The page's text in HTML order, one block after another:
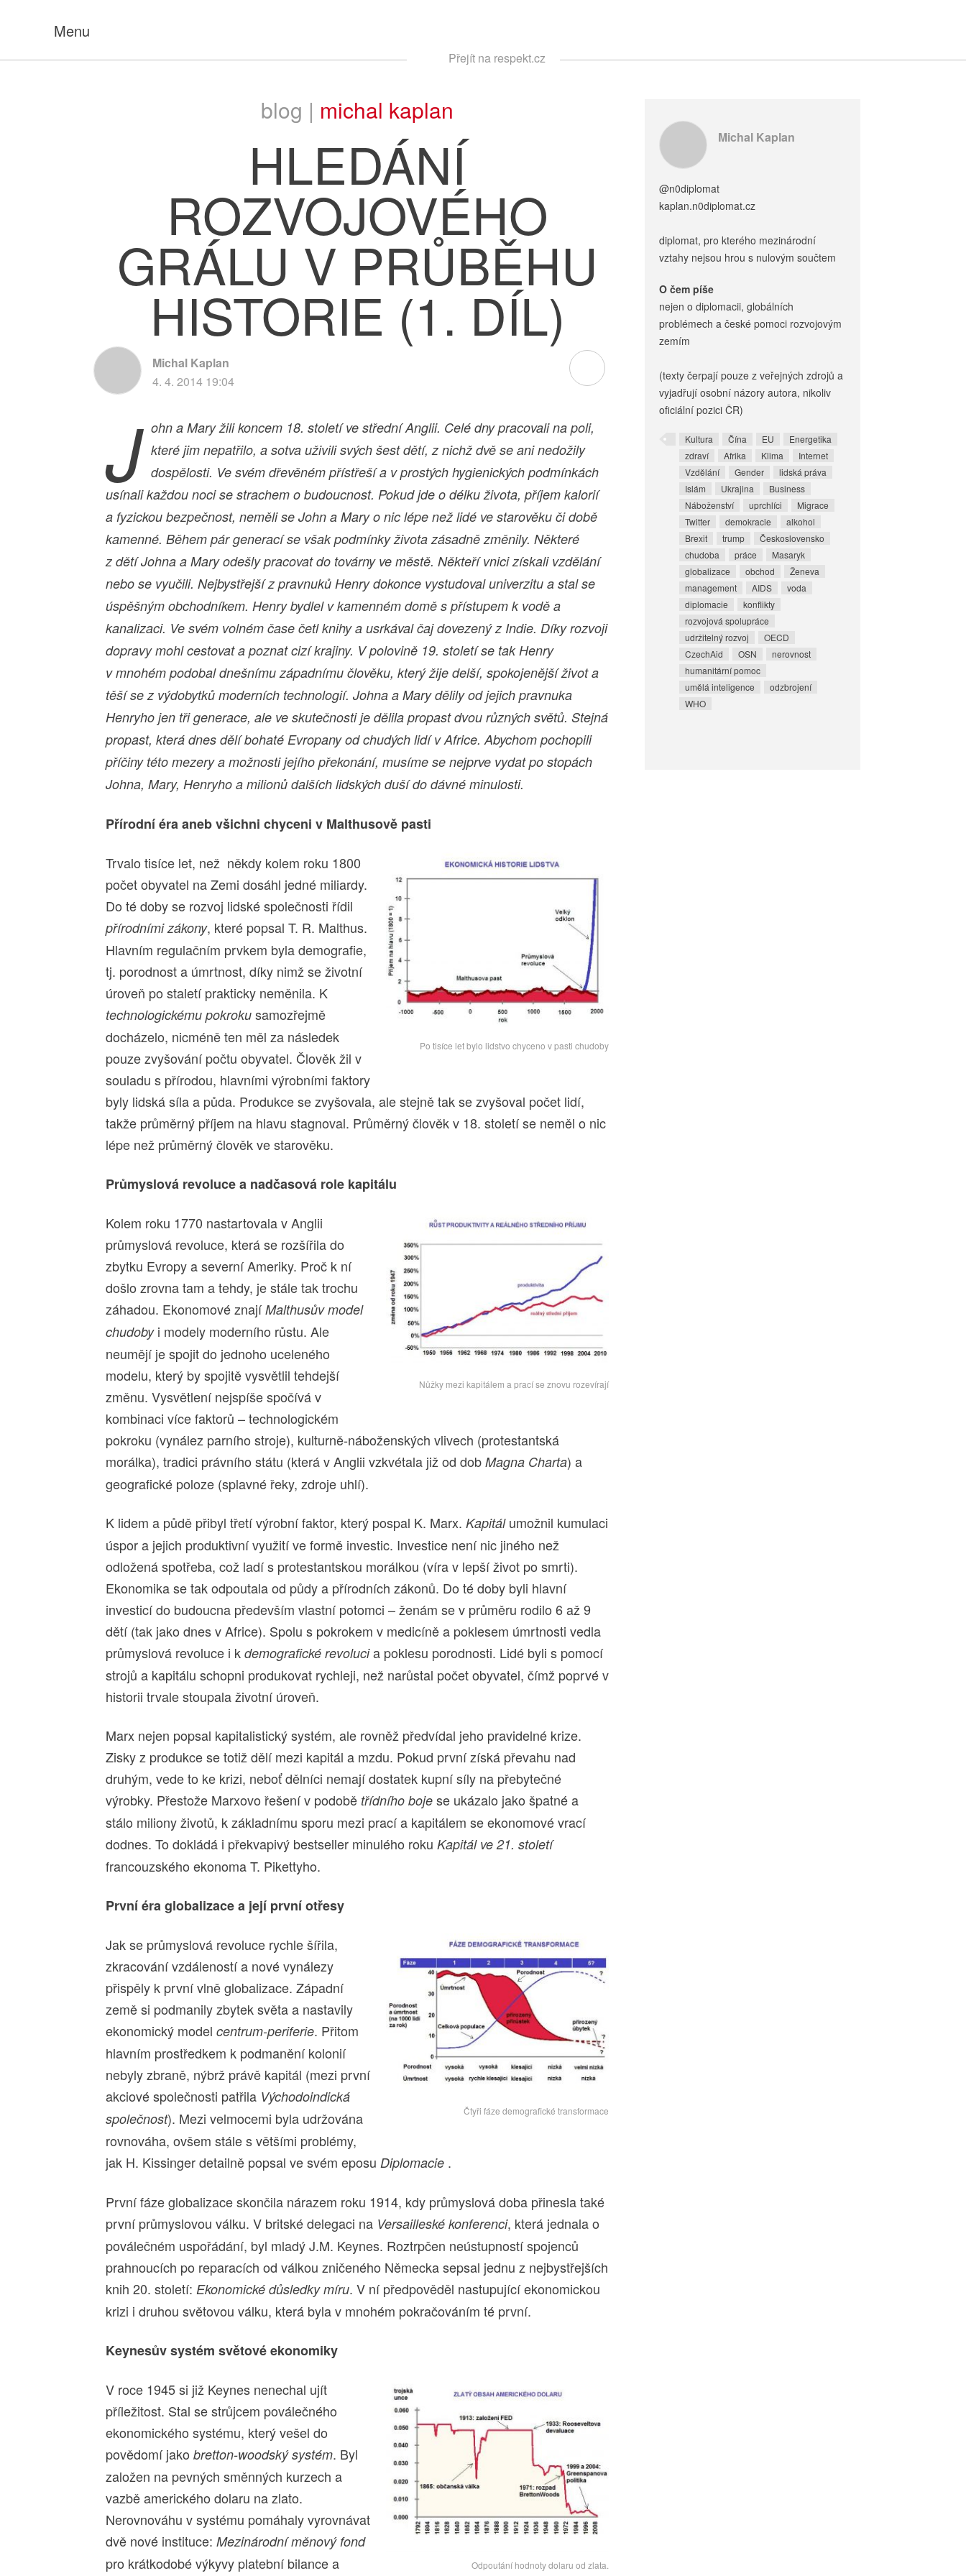
Menu
Přejít na respekt.cz
blog | michal kaplan
HLEDÁNÍ
ROZVOJOVÉHO
GRÁLU V PRŮBĚHU
HISTORIE (1. DÍL)
Michal Kaplan
4. 4. 2014 19:04
J ohn a Mary žili koncem 18. století ve střední Anglii. Celé dny pracovali na poli,
které jim nepatřilo, a sotva uživili svých šest dětí, z nichž dvě se ani nedožily
dospělosti. Ve svém dřevěném přístřeší a v prostých hygienických podmínkách
usínali každou noci se strachem o budoucnost. Pokud jde o délku života, příjem kalorií
a fyzickou bezpečnost, neměli se John a Mary o nic lépe než lidé ve starověku či době
kamenné. Během pár generací se však podmínky života zásadně změnily. Některé
z dětí Johna a Mary odešly pracovat do továrny ve městě. Někteří vnici získali vzdělání
nebo se vyučili. Nejbystřejší z pravnuků Henry dokonce vystudoval univerzitu a stal se
úspěšným obchodníkem. Henry bydlel v kamenném domě s přístupem k vodě a
kanalizaci. Ve svém volném čase četl knihy a usrkával čaj dovezený z Indie. Díky rozvoji
dopravy mohl cestovat a poznat cizí krajiny. V polovině 19. století se tak Henry
v mnohém podobal dnešnímu západnímu člověku, který žije delší, spokojenější život a
těší se z výdobytků moderních technologií. Johna a Mary dělily od jejich pravnuka
Henryho jen tři generace, ale ve skutečnosti je dělila propast dvou různých světů. Stejná
propast, která dnes dělí bohaté Evropany od chudých lidí v Africe. Abychom pochopili
příčiny této mezery a možnosti jejího překonání, musíme se nejprve vydat po stopách
Johna, Mary, Henryho a milionů dalších lidských duší do dávné minulosti.
Přírodní éra aneb všichni chyceni v Malthusově pasti
Po tisíce let bylo lidstvo chyceno v pasti chudoby
Trvalo tisíce let, než někdy kolem roku 1800
počet obyvatel na Zemi dosáhl jedné miliardy.
Do té doby se rozvoj lidské společnosti řídil
přírodními zákony, které popsal T. R. Malthus.
Hlavním regulačním prvkem byla demografie,
tj. porodnost a úmrtnost, díky nimž se životní
úroveň po staletí prakticky neměnila. K
technologickému pokroku samozřejmě
docházelo, nicméně ten měl za následek
pouze zvyšování počtu obyvatel. Člověk žil v
souladu s přírodou, hlavními výrobními faktory
byly lidská síla a půda. Produkce se zvyšovala, ale stejně tak se zvyšoval počet lidí,
takže průměrný příjem na hlavu stagnoval. Průměrný člověk v 18. století se neměl o nic
lépe než průměrný člověk ve starověku.
Průmyslová revoluce a nadčasová role kapitálu
Nůžky mezi kapitálem a prací se znovu rozevírají
Kolem roku 1770 nastartovala v Anglii
průmyslová revoluce, která se rozšířila do
zbytku Evropy a severní Ameriky. Proč k ní
došlo zrovna tam a tehdy, je stále tak trochu
záhadou. Ekonomové znajíMalthusův model
chudobyi modely moderního růstu. Ale
neumějí je spojit do jednoho uceleného
modelu, který by spojitě vysvětlil tehdejší
změnu. Vysvětlení nejspíše spočívá v
kombinaci více faktorů – technologickém
pokroku (vynález parního stroje), kulturně-náboženských vlivech (protestantská
morálka), tradici právního státu (která v Anglii vzkvétala již od dob Magna Charta) a
geografické poloze (splavné řeky, zdroje uhlí).
K lidem a půdě přibyl třetí výrobní faktor, který pospal K. Marx. Kapitál umožnil kumulaci
úspor a jejich produktivní využití ve formě investic. Investice není nic jiného než
odložená spotřeba, což ladí s protestantskou morálkou (víra v lepší život po smrti).
Ekonomika se tak odpoutala od půdy a přírodních zákonů. Do té doby byli hlavní
investicí do budoucna především vlastní potomci – ženám se v průměru rodilo 6 až 9
dětí (tak jako dnes v Africe). Spolu s pokrokem v medicíně a poklesem úmrtnosti vedla
průmyslová revoluce i k demografické revolucia poklesu porodnosti. Lidé byli s pomocí
strojů a kapitálu schopni produkovat rychleji, než narůstal počet obyvatel, čímž poprvé v
historii trvale stoupala životní úroveň.
Marx nejen popsal kapitalistický systém, ale rovněž předvídal jeho pravidelné krize.
Zisky z produkce se totiž dělí mezi kapitál a mzdu. Pokud první získá převahu nad
druhým, vede to ke krizi, neboť dělníci nemají dostatek kupní síly na přebytečné
výrobky. Přestože Marxovo řešení v podobě třídního boje se ukázalo jako špatné a
stálo miliony životů, k základnímu sporu mezi prací a kapitálem se ekonomové vrací
dodnes. To dokládá i překvapivý bestseller minulého roku Kapitál ve 21. století
francouzského ekonoma T. Pikettyho.
První éra globalizace a její první otřesy
Čtyři fáze demografické transformace
Jak se průmyslová revoluce rychle šířila,
zkracování vzdáleností a nové vynálezy
přispěly k první vlně globalizace. Západní
země si podmanily zbytek světa a nastavily
ekonomický model centrum-periferie. Přitom
hlavním prostředkem k podmanění kolonií
nebyly zbraně, nýbrž právě kapitál (mezi první
akciové společnosti patřila Východoindická
společnost). Mezi velmocemi byla udržována
rovnováha, ovšem stále s většími problémy,
jak H. Kissinger detailně popsal ve svém eposu Diplomacie .
První fáze globalizace skončila nárazem roku 1914, kdy průmyslová doba přinesla také
první průmyslovou válku. V britské delegaci na Versailleské konferenci, která jednala o
poválečném uspořádání, byl mladý J.M. Keynes. Roztrpčen neústupností spojenců
prahnoucích po reparacích od válkou zničeného Německa sepsal jednu z nejbystřejších
knih 20. století: Ekonomické důsledky míru. V ní předpověděl nastupující ekonomickou
krizi i druhou světovou válku, která byla v mnohém pokračováním té první.
Keynesův systém světové ekonomiky
Odpoutání hodnoty dolaru od zlata.
V roce 1945 si již Keynes nenechal ujít
příležitost. Stal se strůjcem poválečného
ekonomického systému, který vešel do
povědomí jako bretton-woodský systém. Byl
založen na pevných směnných kurzech a
vazbě amerického dolaru na zlato.
Nerovnováhu v systému pomáhaly vyrovnávat
dvě nové instituce: Mezinárodní měnový fond
pro krátkodobé výkyvy platební bilance a
Michal Kaplan
@n0diplomat
kaplan.n0diplomat.cz
diplomat, pro kterého mezinárodní
vztahy nejsou hrou s nulovým součtem
O čem píše
nejen o diplomacii, globálních
problémech a české pomoci rozvojovým
zemím
(texty čerpají pouze z veřejných zdrojů a
vyjadřují osobní názory autora, nikoliv
oficiální pozici ČR)
Kultura Čína EU
Energetika
zdraví
Afrika Klima
Internet
Vzdělání
Gender
lidská práva
Islám
Ukrajina
Business
Náboženství
uprchlíci
Migrace
Twitter
demokracie
alkohol
Brexit
trump
Československo
chudoba
práce
Masaryk
globalizace
obchod
Ženeva
management
AIDS
voda
diplomacie
konflikty
rozvojová spolupráce
udržitelný rozvoj
OECD
CzechAid
OSN
nerovnost
humanitární pomoc
umělá inteligence
odzbrojení
WHO